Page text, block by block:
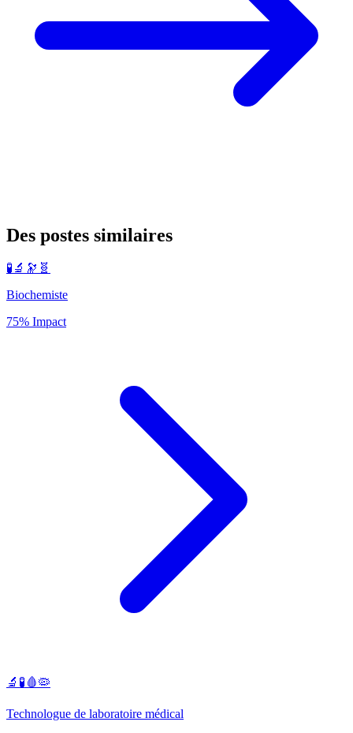
Des postes similaires
🧪🔬🔭🧬
Biochemiste
75% Impact
🔬🧪🩸🦠
Technologue de laboratoire médical